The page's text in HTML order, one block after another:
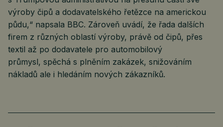
výroby čipů a dodavatelského řetězce na americkou
půdu,“ napsala BBC. Zároveň uvádí, že řada dalších
firem z různých oblastí výroby, právě od čipů, přes
textil až po dodavatele pro automobilový
průmysl, spěchá s plněním zakázek, snižováním
nákladů ale i hledáním nových zákazníků.